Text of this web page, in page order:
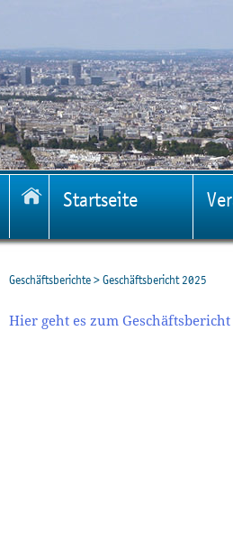
Startseite
Geschäftsberichte>Geschäftsbericht 2025
Hier geht es zum Geschäftsbericht